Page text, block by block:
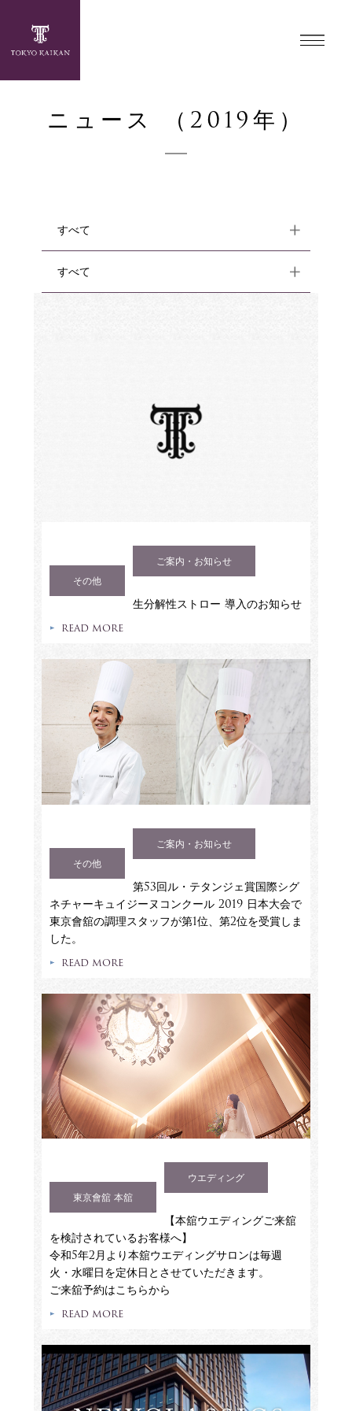
ニュース （2019年）
ご案内・お知らせ
その他
生分解性ストロー 導入のお知らせ
READ MORE
ご案内・お知らせ
その他
第53回ル・テタンジェ賞国際シグ
ネチャーキュイジーヌコンクール 2019 日本大会で
東京會舘の調理スタッフが第1位、第2位を受賞しま
した。
READ MORE
ウエディング
東京會舘 本舘
【本舘ウエディングご来舘
を検討されているお客様へ】
令和5年2月より本舘ウエディングサロンは毎週
火・水曜日を定休日とさせていただきます。
ご来舘予約はこちらから
READ MORE